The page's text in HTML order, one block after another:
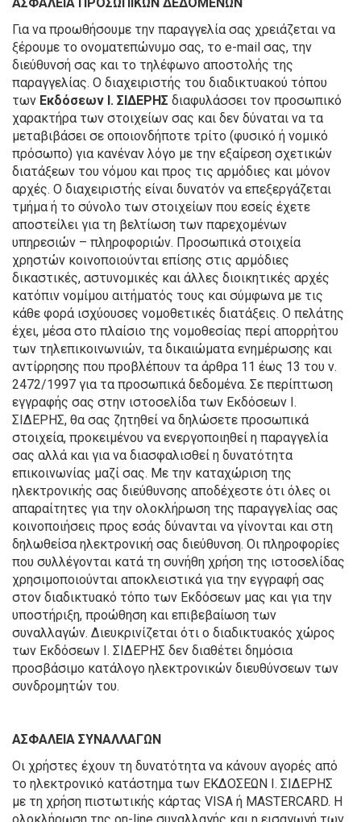
Για να προωθήσουμε την παραγγελία σας χρειάζεται να
ξέρουμε το ονοματεπώνυμο σας, το e-mail σας, την
διεύθυνσή σας και το τηλέφωνο αποστολής της
παραγγελίας. Ο διαχειριστής του διαδικτυακού τόπου
των Εκδόσεων Ι. ΣΙΔΕΡΗΣ διαφυλάσσει τον προσωπικό
χαρακτήρα των στοιχείων σας και δεν δύναται να τα
μεταβιβάσει σε οποιονδήποτε τρίτο (φυσικό ή νομικό
πρόσωπο) για κανέναν λόγο με την εξαίρεση σχετικών
διατάξεων του νόμου και προς τις αρμόδιες και μόνον
αρχές. Ο διαχειριστής είναι δυνατόν να επεξεργάζεται
τμήμα ή το σύνολο των στοιχείων που εσείς έχετε
αποστείλει για τη βελτίωση των παρεχομένων
υπηρεσιών – πληροφοριών. Προσωπικά στοιχεία
χρηστών κοινοποιούνται επίσης στις αρμόδιες
δικαστικές, αστυνομικές και άλλες διοικητικές αρχές
κατόπιν νομίμου αιτήματός τους και σύμφωνα με τις
κάθε φορά ισχύουσες νομοθετικές διατάξεις. Ο πελάτης
έχει, μέσα στο πλαίσιο της νομοθεσίας περί απορρήτου
των τηλεπικοινωνιών, τα δικαιώματα ενημέρωσης και
αντίρρησης που προβλέπουν τα άρθρα 11 έως 13 του ν.
2472/1997 για τα προσωπικά δεδομένα. Σε περίπτωση
εγγραφής σας στην ιστοσελίδα των Εκδόσεων Ι.
ΣΙΔΕΡΗΣ, θα σας ζητηθεί να δηλώσετε προσωπικά
στοιχεία, προκειμένου να ενεργοποιηθεί η παραγγελία
σας αλλά και για να διασφαλισθεί η δυνατότητα
επικοινωνίας μαζί σας. Με την καταχώριση της
ηλεκτρονικής σας διεύθυνσης αποδέχεστε ότι όλες οι
απαραίτητες για την ολοκλήρωση της παραγγελίας σας
κοινοποιήσεις προς εσάς δύνανται να γίνονται και στη
δηλωθείσα ηλεκτρονική σας διεύθυνση. Οι πληροφορίες
που συλλέγονται κατά τη συνήθη χρήση της ιστοσελίδας
χρησιμοποιούνται αποκλειστικά για την εγγραφή σας
στον διαδικτυακό τόπο των Εκδόσεων μας και για την
υποστήριξη, προώθηση και επιβεβαίωση των
συναλλαγών. Διευκρινίζεται ότι ο διαδικτυακός χώρος
των Εκδόσεων Ι. ΣΙΔΕΡΗΣ δεν διαθέτει δημόσια
προσβάσιμο κατάλογο ηλεκτρονικών διευθύνσεων των
συνδρομητών του.
ΑΣΦΑΛΕΙΑ ΣΥΝΑΛΛΑΓΩΝ
Οι χρήστες έχουν τη δυνατότητα να κάνουν αγορές από
το ηλεκτρονικό κατάστημα των ΕΚΔΟΣΕΩΝ Ι. ΣΙΔΕΡΗΣ
με τη χρήση πιστωτικής κάρτας VISA ή MASTERCARD. Η